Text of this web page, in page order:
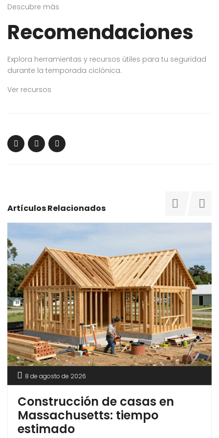
Descubre más
Recomendaciones
Explora herramientas y recursos útiles para tu seguridad
durante la temporada ciclónica.
Ver recursos
Artículos Relacionados
8 de agosto de 2026
Construcción de casas en
Massachusetts: tiempo
estimado